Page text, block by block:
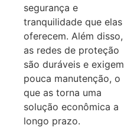
segurança e
tranquilidade que elas
oferecem. Além disso,
as redes de proteção
são duráveis e exigem
pouca manutenção, o
que as torna uma
solução econômica a
longo prazo.